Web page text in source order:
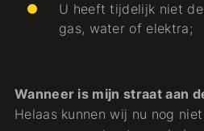
U heeft tijdelijk niet
gas, water of elektra;
Wanneer is mijn straat aan
Helaas kunnen wij nu nog